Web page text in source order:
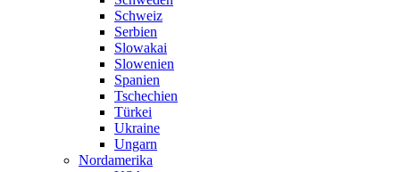
Schweiz
Serbien
Slowakai
Slowenien
Spanien
Tschechien
Türkei
Ukraine
Ungarn
Nordamerika